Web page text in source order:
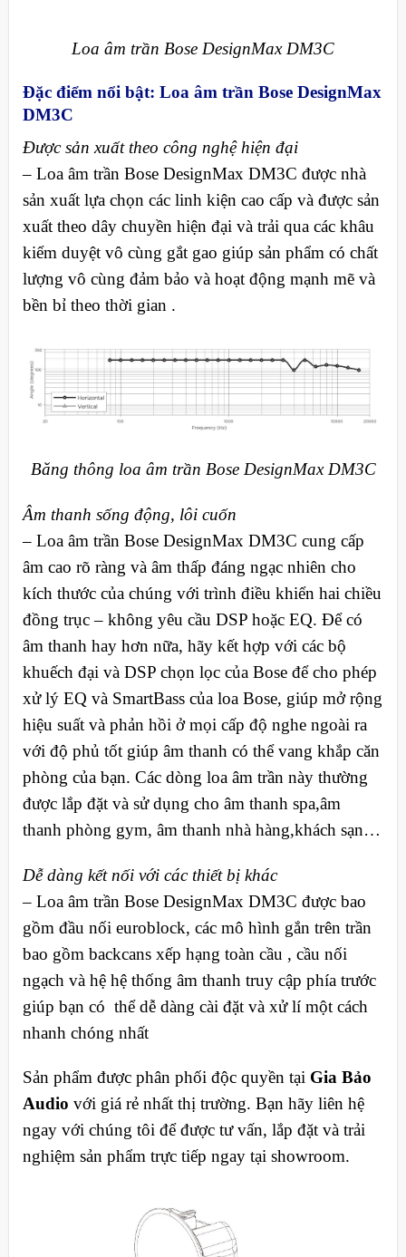
Loa âm trần Bose DesignMax DM3C
Đặc điểm nổi bật: Loa âm trần Bose DesignMax
DM3C
Được sản xuất theo công nghệ hiện đại
– Loa âm trần Bose DesignMax DM3C được nhà
sản xuất lựa chọn các linh kiện cao cấp và được sản
xuất theo dây chuyền hiện đại và trải qua các khâu
kiểm duyệt vô cùng gắt gao giúp sản phẩm có chất
lượng vô cùng đảm bảo và hoạt động mạnh mẽ và
bền bỉ theo thời gian .
Băng thông loa âm trần Bose DesignMax DM3C
Âm thanh sống động, lôi cuốn
– Loa âm trần Bose DesignMax DM3C cung cấp
âm cao rõ ràng và âm thấp đáng ngạc nhiên cho
kích thước của chúng với trình điều khiển hai chiều
đồng trục – không yêu cầu DSP hoặc EQ. Để có
âm thanh hay hơn nữa, hãy kết hợp với các bộ
khuếch đại và DSP chọn lọc của Bose để cho phép
xử lý EQ và SmartBass của loa Bose, giúp mở rộng
hiệu suất và phản hồi ở mọi cấp độ nghe ngoài ra
với độ phủ tốt giúp âm thanh có thể vang khắp căn
phòng của bạn. Các dòng loa âm trần này thường
được lắp đặt và sử dụng cho âm thanh spa,âm
thanh phòng gym, âm thanh nhà hàng,khách sạn…
Dễ dàng kết nối với các thiết bị khác
– Loa âm trần Bose DesignMax DM3C được bao
gồm đầu nối euroblock, các mô hình gắn trên trần
bao gồm backcans xếp hạng toàn cầu , cầu nối
ngạch và hệ hệ thống âm thanh truy cập phía trước
giúp bạn có thể dễ dàng cài đặt và xử lí một cách
nhanh chóng nhất
Sản phẩm được phân phối độc quyền tại Gia Bảo
Audio với giá rẻ nhất thị trường. Bạn hãy liên hệ
ngay với chúng tôi để được tư vấn, lắp đặt và trải
nghiệm sản phẩm trực tiếp ngay tại showroom.